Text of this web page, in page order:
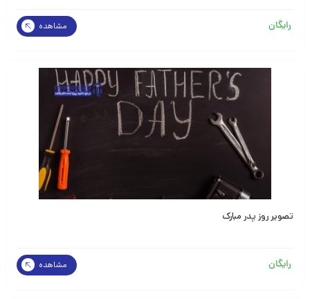
رایگان مشاهده
تصویر روز پدر مبارک
رایگان مشاهده